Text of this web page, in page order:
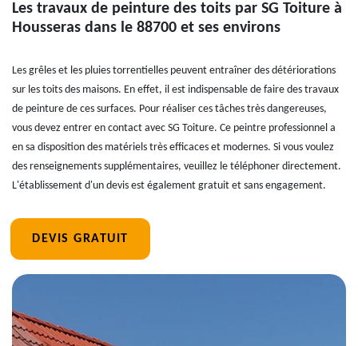
Les travaux de peinture des toits par SG Toiture à
Housseras dans le 88700 et ses environs
Les grêles et les pluies torrentielles peuvent entraîner des détériorations
sur les toits des maisons. En effet, il est indispensable de faire des travaux
de peinture de ces surfaces. Pour réaliser ces tâches très dangereuses,
vous devez entrer en contact avec SG Toiture. Ce peintre professionnel a
en sa disposition des matériels très efficaces et modernes. Si vous voulez
des renseignements supplémentaires, veuillez le téléphoner directement.
L'établissement d'un devis est également gratuit et sans engagement.
DEVIS GRATUIT